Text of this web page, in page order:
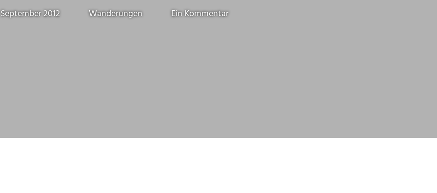
September 2012 Marc
Wanderungen Ein Kommentar